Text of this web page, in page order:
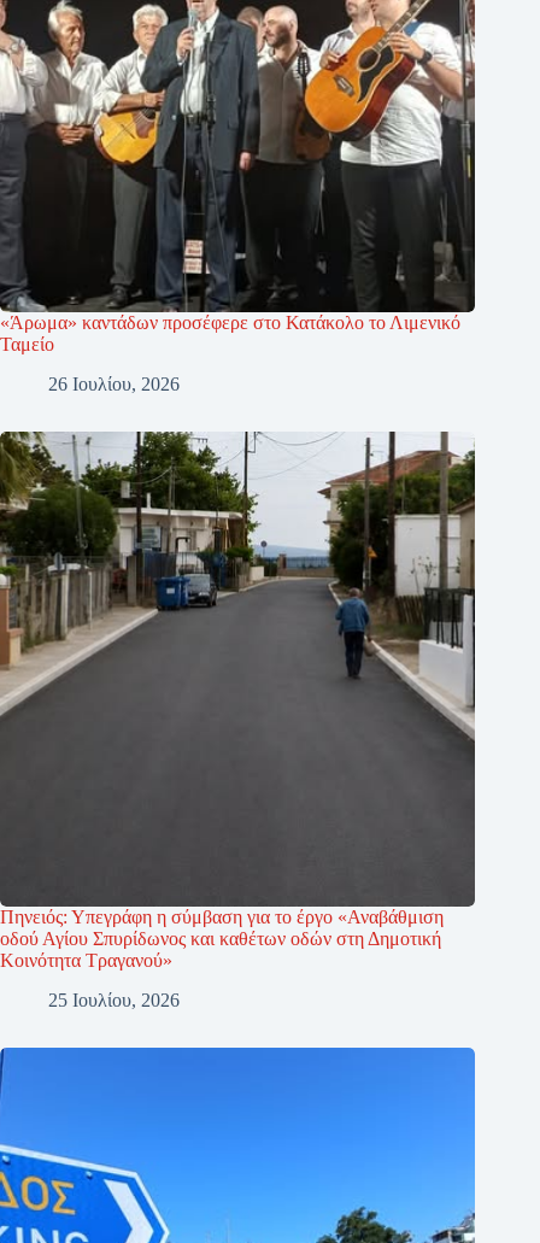
«Άρωμα» καντάδων προσέφερε στο Κατάκολο το Λιμενικό
Ταμείο
26 Ιουλίου, 2026
Πηνειός: Υπεγράφη η σύμβαση για το έργο «Αναβάθμιση
οδού Αγίου Σπυρίδωνος και καθέτων οδών στη Δημοτική
Κοινότητα Τραγανού»
25 Ιουλίου, 2026